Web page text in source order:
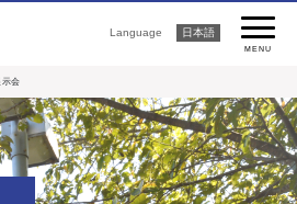
Language 日本語
MENU
会